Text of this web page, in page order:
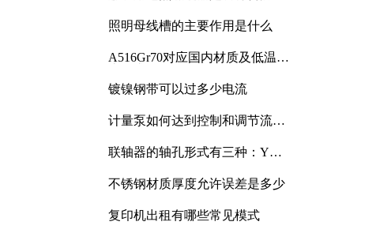
照明母线槽的主要作用是什么
A516Gr70对应国内材质及低温冲
镀镍钢带可以过多少电流
计量泵如何达到控制和调节流量
联轴器的轴孔形式有三种：Y
不锈钢材质厚度允许误差是多少
复印机出租有哪些常见模式